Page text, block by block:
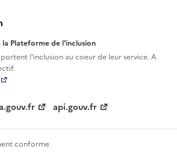
Plateforme de l’inclusion
l'inclusion aucoeur de leur service. A
api.gouv.fr
conforme